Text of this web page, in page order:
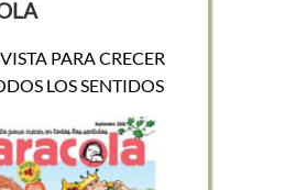
PARA CRECER
LOS SENTIDOS